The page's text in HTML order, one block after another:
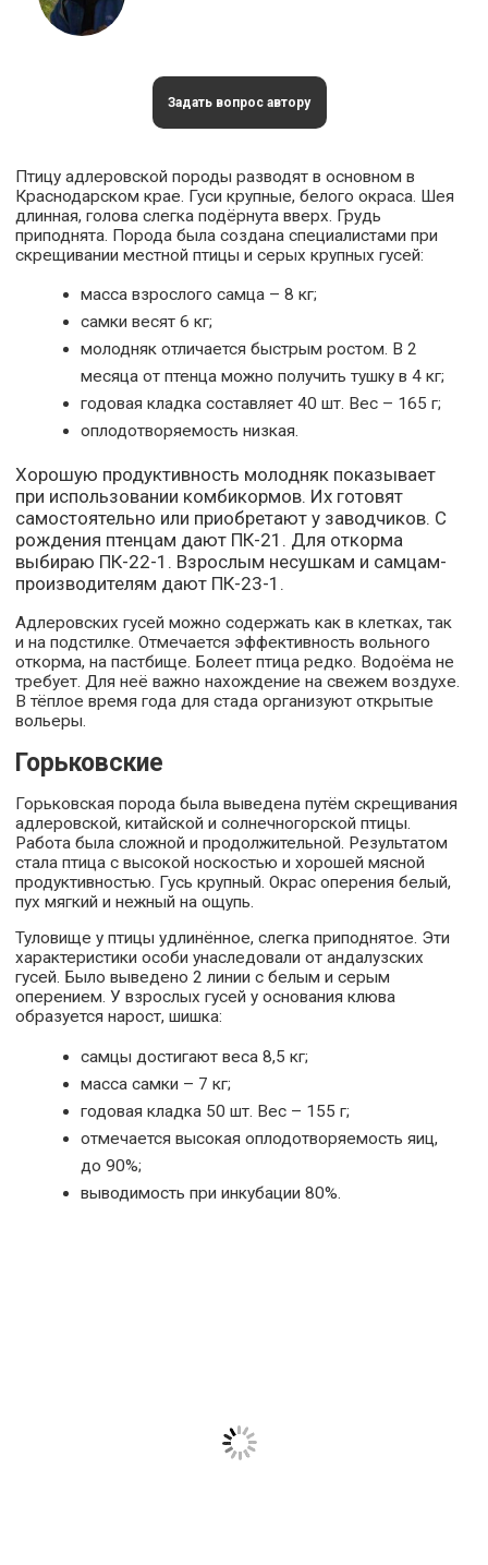
Задать вопрос автору
Птицу адлеровской породы разводят в основном в
Краснодарском крае. Гуси крупные, белого окраса. Шея
длинная, голова слегка подёрнута вверх. Грудь
приподнята. Порода была создана специалистами при
скрещивании местной птицы и серых крупных гусей:
масса взрослого самца – 8 кг;
самки весят 6 кг;
молодняк отличается быстрым ростом. В 2
месяца от птенца можно получить тушку в 4 кг;
годовая кладка составляет 40 шт. Вес – 165 г;
оплодотворяемость низкая.
Хорошую продуктивность молодняк показывает
при использовании комбикормов. Их готовят
самостоятельно или приобретают у заводчиков. С
рождения птенцам дают ПК-21. Для откорма
выбираю ПК-22-1. Взрослым несушкам и самцам-
производителям дают ПК-23-1.
Адлеровских гусей можно содержать как в клетках, так
и на подстилке. Отмечается эффективность вольного
откорма, на пастбище. Болеет птица редко. Водоёма не
требует. Для неё важно нахождение на свежем воздухе.
В тёплое время года для стада организуют открытые
вольеры.
Горьковские
Горьковская порода была выведена путём скрещивания
адлеровской, китайской и солнечногорской птицы.
Работа была сложной и продолжительной. Результатом
стала птица с высокой носкостью и хорошей мясной
продуктивностью. Гусь крупный. Окрас оперения белый,
пух мягкий и нежный на ощупь.
Туловище у птицы удлинённое, слегка приподнятое. Эти
характеристики особи унаследовали от андалузских
гусей. Было выведено 2 линии с белым и серым
оперением. У взрослых гусей у основания клюва
образуется нарост, шишка:
самцы достигают веса 8,5 кг;
масса самки – 7 кг;
годовая кладка 50 шт. Вес – 155 г;
отмечается высокая оплодотворяемость яиц,
до 90%;
выводимость при инкубации 80%.